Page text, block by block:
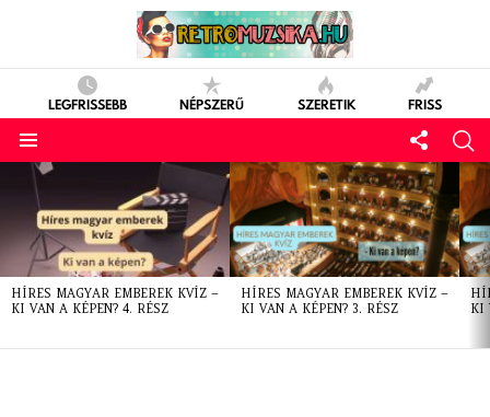
LEGFRISSEBB NÉPSZERŰ SZERETIK FRISS
LATEST
STORIES
HÍRES MAGYAR EMBEREK KVÍZ –
KI VAN A KÉPEN? 4. RÉSZ
HÍRES MAGYAR EMBEREK KVÍZ –
KI VAN A KÉPEN? 3. RÉSZ
KI